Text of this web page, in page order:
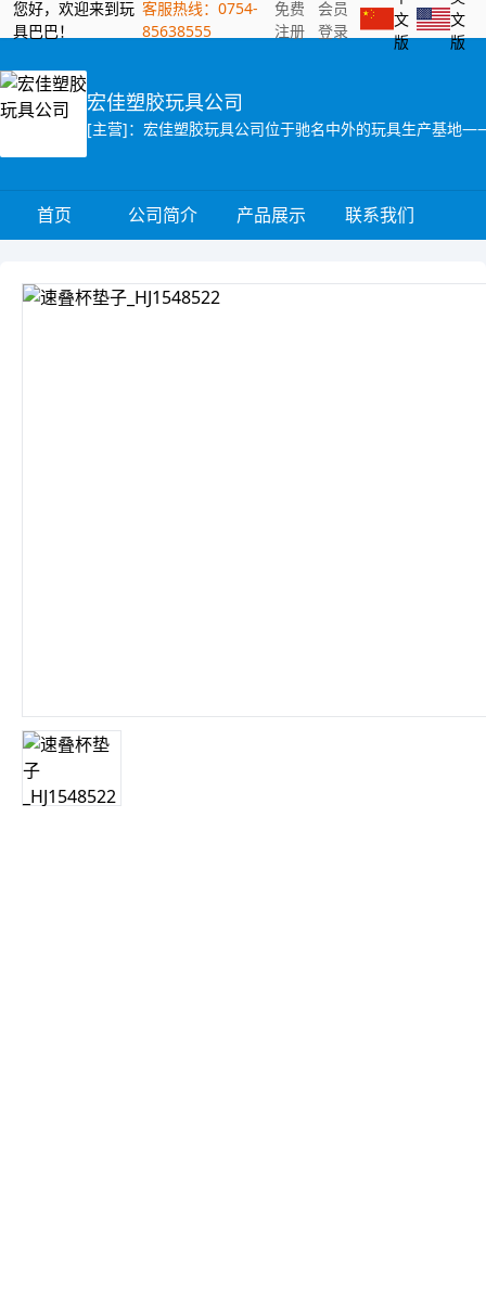
您好，欢迎来到玩
具巴巴！
客服热线：0754-
85638555
免费
注册
会员
登录
文
版
文
版
宏佳塑胶玩具公司
首页 公司简介 产品展示 联系我们